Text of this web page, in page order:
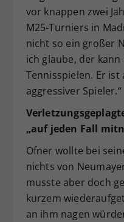
vor knappen zwei
M25-Turniers in
nicht so ein großer
ich glaube, der
Tennisspielen. Er
aggressiver Spieler.“
„auf jeden Fall
Ofner wollte bei
nichts von
musste aber doch
kurzem
an ihm nagen